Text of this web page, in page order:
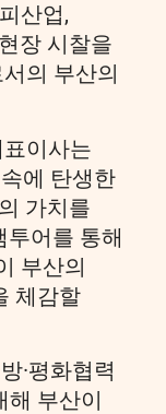
산업,
장 시찰을
의 부산의
이사는
에 탄생한
가치를
투어를 통해
부산의
체감할
·평화협력
해 부산이